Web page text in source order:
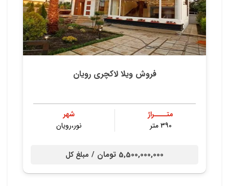
فروش ویلا لاکچری رویان
متــــراژ
۳۹۰ متر
شهر
نور،رویان
5,500,000,000 تومان / مبلغ کل